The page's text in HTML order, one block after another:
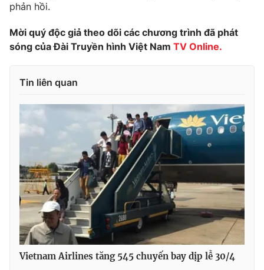
Photo Infographic
VTV Sức khoẻ Bất động sản
Thị trường 24h Tấm lòng Việt
VTV4 Vươn mình bằng AI
VTV9 VTV8
English
phản hồi.
Mời quý độc giả theo dõi các chương trình đã phát
sóng của Đài Truyền hình Việt Nam TV Online.
Tin liên quan
Vietnam Airlines tăng 545 chuyến bay dịp lễ 30/4